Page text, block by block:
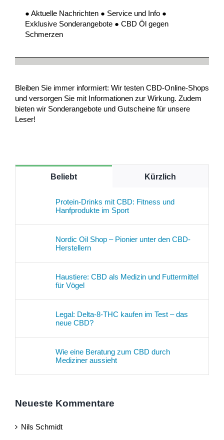
● Aktuelle Nachrichten ● Service und Info ●
Exklusive Sonderangebote ● CBD Öl gegen
Schmerzen
Bleiben Sie immer informiert: Wir testen CBD-Online-Shops
und versorgen Sie mit Informationen zur Wirkung. Zudem
bieten wir Sonderangebote und Gutscheine für unsere
Leser!
Beliebt Kürzlich
Protein-Drinks mit CBD: Fitness und
Hanfprodukte im Sport
Nordic Oil Shop – Pionier unter den CBD-
Herstellern
Haustiere: CBD als Medizin und Futtermittel
für Vögel
Legal: Delta-8-THC kaufen im Test – das
neue CBD?
Wie eine Beratung zum CBD durch
Mediziner aussieht
Neueste Kommentare
Nils Schmidt